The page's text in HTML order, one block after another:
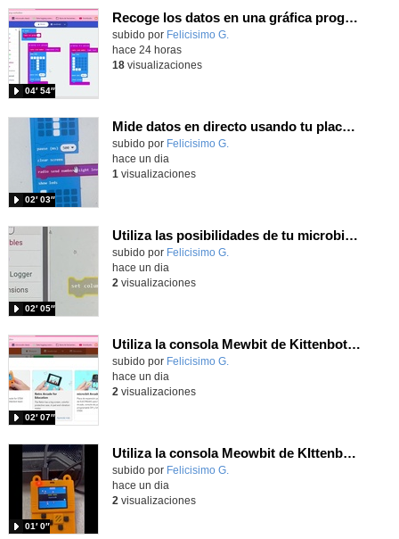
Recoge los datos en una gráfica programando tu placa microbit con MakeCode y conoce la Tª y nivel de luz en este eclipse
Contenido educativo.
subido por Felicisimo G.
04′ 54″
hace 24 horas
18visualizaciones
Mide datos en directo usando tu placa microbit y programando con MakeCode dos placas conectadas por radio
Contenido educativo.
subido por Felicisimo G.
02′ 03″
hace un dia
1 visualizaciones
Utiliza las posibilidades de tu microbit programando com MakeCode para medir temperatura y nivel de luz con Datalogger
Contenido educativo.
subido por Felicisimo G.
02′ 05″
hace un dia
2 visualizaciones
Utiliza la consola Mewbit de Kittenbot para llevar tus juegos arcade de MakeCode a tu mano
Contenido educativo.
subido por Felicisimo G.
02′ 07″
hace un dia
2 visualizaciones
Utiliza la consola Meowbit de KIttenbot para jugar con tus programas MakeCode Arcade
Contenido educativo.
subido por Felicisimo G.
01′ 0″
hace un dia
2 visualizaciones